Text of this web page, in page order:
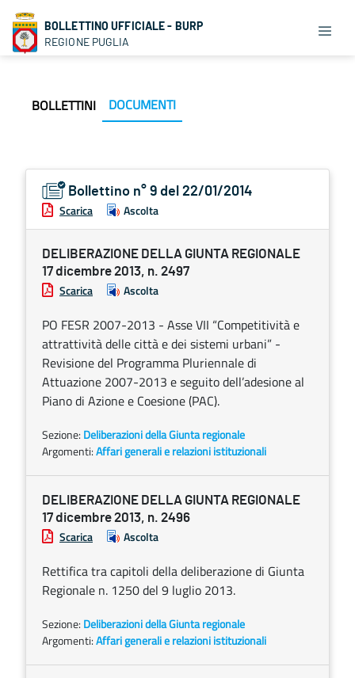
BOLLETTINO UFFICIALE - BURP
REGIONE PUGLIA
BOLLETTINI DOCUMENTI
Bollettino n° 9 del 22/01/2014
Scarica Ascolta
DELIBERAZIONE DELLA GIUNTA REGIONALE
17 dicembre 2013, n. 2497
Scarica Ascolta
PO FESR 2007-2013 - Asse VII “Competitività e
attrattività delle città e dei sistemi urbani” -
Revisione del Programma Pluriennale di
Attuazione 2007-2013 e seguito dell’adesione al
Piano di Azione e Coesione (PAC).
Sezione: Deliberazioni della Giunta regionale
Argomenti:Affari generali e relazioni istituzionali
DELIBERAZIONE DELLA GIUNTA REGIONALE
17 dicembre 2013, n. 2496
Scarica Ascolta
Rettifica tra capitoli della deliberazione di Giunta
Regionale n. 1250 del 9 luglio 2013.
Sezione: Deliberazioni della Giunta regionale
Argomenti:Affari generali e relazioni istituzionali